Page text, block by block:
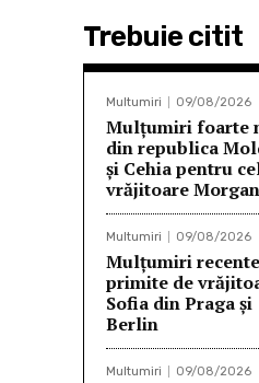
Trebuie citit
Multumiri 09/08/2026
Mulţumiri foarte
din republica
și Cehia pentru
vrăjitoare
Multumiri 09/08/2026
Mulţumiri recente
primite de
Sofia din Praga și
Berlin
Multumiri 09/08/2026